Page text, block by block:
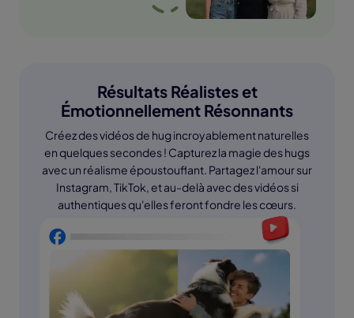
Résultats Réalistes et
Émotionnellement Résonnants
Créez des vidéos de hug incroyablement naturelles
en quelques secondes ! Capturez la magie des hugs
avec un réalisme époustouflant. Partagez l'amour sur
Instagram, TikTok, et au-delà avec des vidéos si
authentiques qu'elles feront fondre les cœurs.